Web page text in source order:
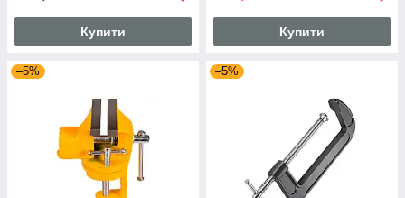
Купити Купити
–5% –5%